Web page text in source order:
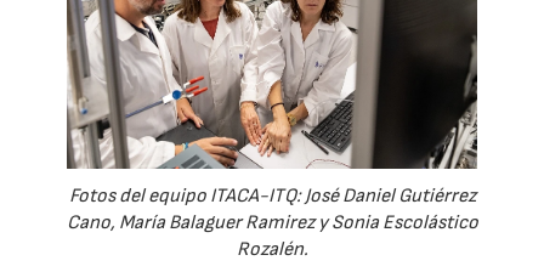
Fotos del equipo ITACA-ITQ: José Daniel Gutiérrez
Cano, María Balaguer Ramirez y Sonia Escolástico
Rozalén.